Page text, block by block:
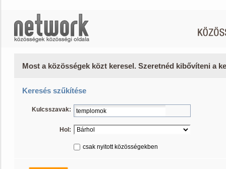
Most a közösségek közt keresel. Szeretnéd kibővíteni a
Keresés szűkítése
Kulcsszavak:
Hol:
csak nyitott közösségekben